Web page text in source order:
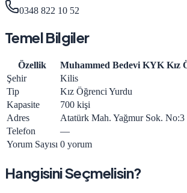
0348 822 10 52
Temel Bilgiler
Özellik Muhammed Bedevi KYK Kız
Şehir
Kilis
Tip
Kız Öğrenci Yurdu
Kapasite
700 kişi
Adres
Atatürk Mah. Yağmur Sok.
Telefon
—
Yorum Sayısı 0 yorum
Hangisini Seçmelisin?